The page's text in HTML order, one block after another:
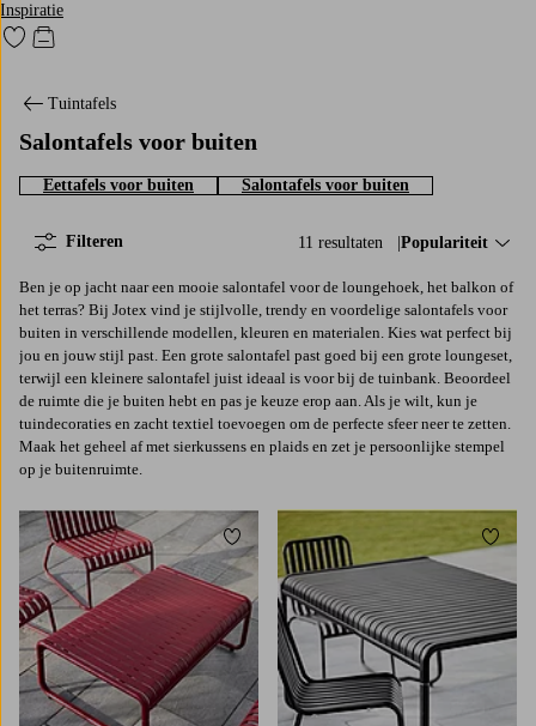
Inspiratie
Ga naar favoriet gemarkeerde producten
Go to checkout
Tuintafels
Salontafels voor buiten
Eettafels voor buiten Salontafels voor buiten
11 resultaten Sorteer op:
Populariteit
Filteren
Ben je op jacht naar een mooie salontafel voor de loungehoek, het balkon of
het terras? Bij Jotex vind je stijlvolle, trendy en voordelige salontafels voor
buiten in verschillende modellen, kleuren en materialen. Kies wat perfect bij
jou en jouw stijl past. Een grote salontafel past goed bij een grote loungeset,
terwijl een kleinere salontafel juist ideaal is voor bij de tuinbank. Beoordeel
de ruimte die je buiten hebt en pas je keuze erop aan. Als je wilt, kun je
tuindecoraties en zacht textiel toevoegen om de perfecte sfeer neer te zetten.
Maak het geheel af met sierkussens en plaids en zet je persoonlijke stempel
op je buitenruimte.
Toevoegen aan favorieten